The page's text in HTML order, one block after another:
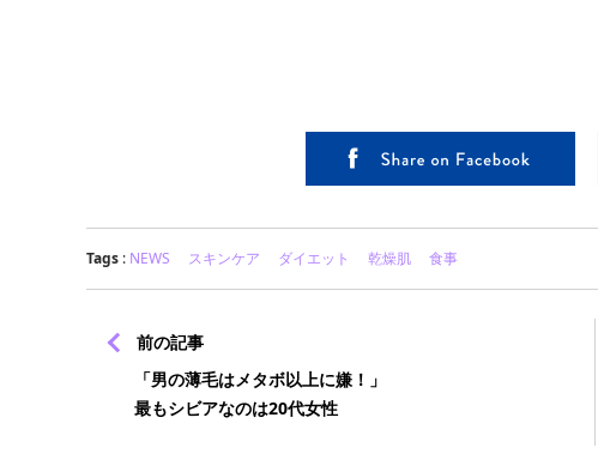
Tags : NEWS スキンケア ダイエット 乾燥肌 食事
前の記事
「男の薄毛はメタボ以上に嫌！」
最もシビアなのは20代女性